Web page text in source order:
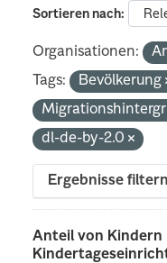
Sortieren nach
Organisationen:
Tags:
Bevölkerung
dl-de-by-2.0
Ergebnisse filtern
Anteil von